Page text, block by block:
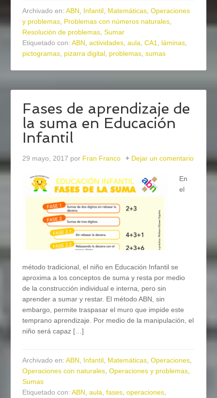
Archivado en:ABN, Infantil, Matemáticas,Operaciones
y problemas, Problemas con números naturales,
Resolución de problemas,Sumar
Etiquetado con:ABN,actividades,aula,CA1, láminas,
pictogramas, pizarra digital, problemas,sumas
Fases de aprendizaje de
la suma en Educación
Infantil
29 mayo, 2017 por Fran Franco Dejar un comentario
En
el
método tradicional, el niño en Educación Infantil se
aproxima a los conceptos de suma y resta por medio
de la construcción individual e interna, pero sin
aprender a sumar y restar. El método ABN, sin
embargo, permite traspasar el muro que impide este
temprano aprendizaje. Por medio de la manipulación, el
niño será capaz […]
Archivado en:ABN Infantil Matemáticas ,Operaciones
Operaciones con naturales ,Operaciones y problemas
Sumas
Etiquetado con:ABN ,aula ,fases ,operaciones